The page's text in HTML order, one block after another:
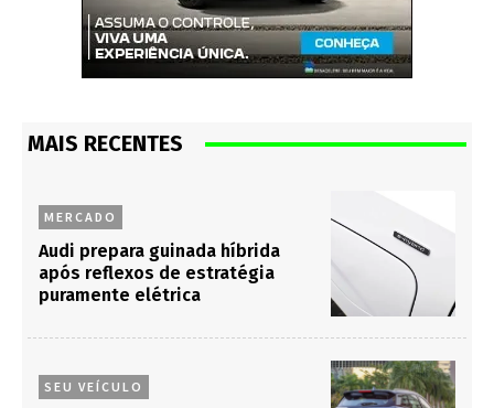
MAIS RECENTES
MERCADO
Audi prepara guinada híbrida
após reflexos de estratégia
puramente elétrica
SEU VEÍCULO